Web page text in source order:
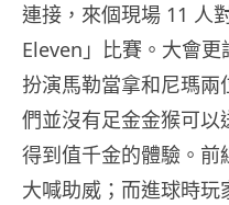
連接，來個現場 11 人
Eleven」比賽。大會
扮演馬勒當拿和尼瑪
們並沒有足金金猴可以
得到值千金的體驗。前
大喊助威；而進球時